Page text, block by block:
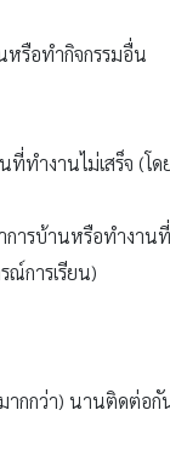
หรือทำกิจกรรมอื่น
ำงานไม่เสร็จ (โด
ารบ้านหรือทำงานที่
ณ์การเรียน)
ากกว่า) นานติดต่อ